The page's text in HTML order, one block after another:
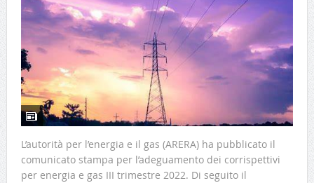
L’autorità per l’energia e il gas (ARERA) ha pubblicato il
comunicato stampa per l’adeguamento dei corrispettivi
per energia e gas III trimestre 2022. Di seguito il